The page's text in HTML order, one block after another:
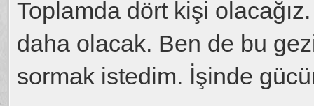
Toplamda dört kişi
daha olacak. Ben de bu
sormak istedim. İşinde